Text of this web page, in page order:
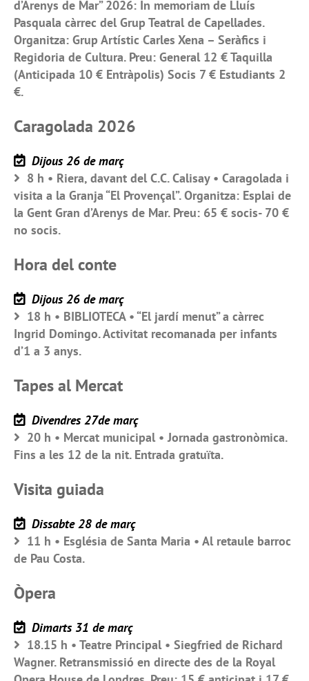
d’Arenys de Mar” 2026: In memoriam de Lluís
Pasquala càrrec del Grup Teatral de Capellades.
Organitza: Grup Artístic Carles Xena – Seràfics i
Regidoria de Cultura. Preu: General 12 € Taquilla
(Anticipada 10 € Entràpolis) Socis 7 € Estudiants 2
€.
Caragolada 2026
Dijous 26 de març
8 h • Riera, davant del C.C. Calisay • Caragolada i
visita a la Granja “El Provençal”. Organitza: Esplai de
la Gent Gran d’Arenys de Mar. Preu: 65 € socis- 70 €
no socis.
Hora del conte
Dijous 26 de març
18 h • BIBLIOTECA • “El jardí menut” a càrrec
Ingrid Domingo. Activitat recomanada per infants
d’1 a 3 anys.
Tapes al Mercat
Divendres 27de març
20 h • Mercat municipal • Jornada gastronòmica.
Fins a les 12 de la nit. Entrada gratuïta.
Visita guiada
Dissabte 28 de març
11 h • Església de Santa Maria • Al retaule barroc
de Pau Costa.
Òpera
Dimarts 31 de març
18.15 h • Teatre Principal • Siegfried de Richard
Wagner. Retransmissió en directe des de la Royal